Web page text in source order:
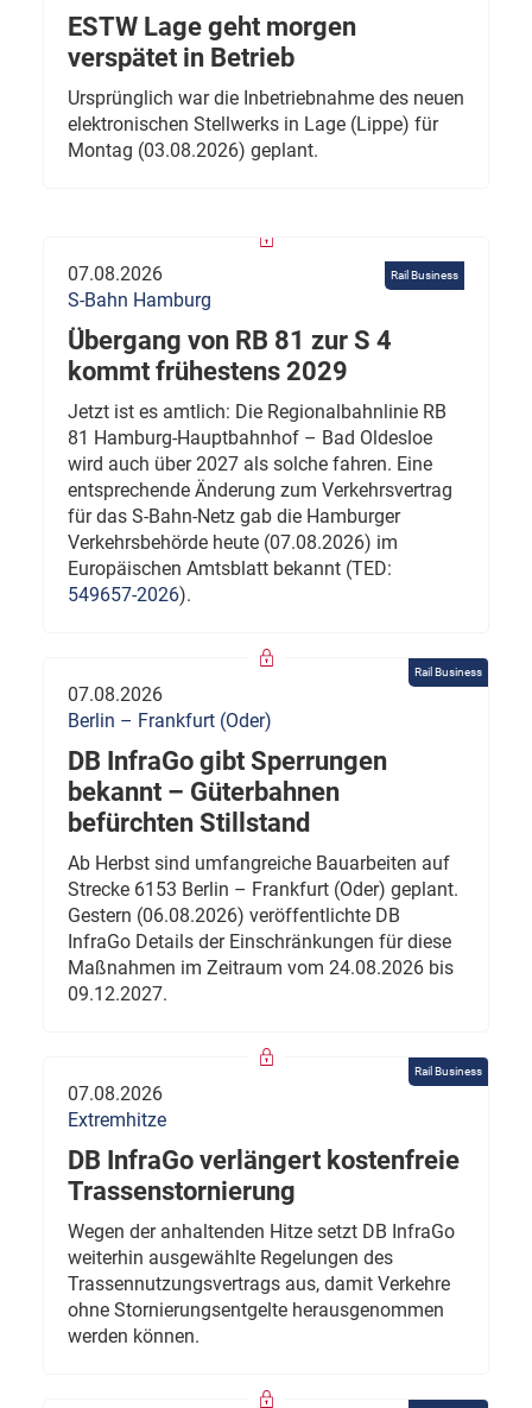
ESTW Lage geht morgen
verspätet in Betrieb
Ursprünglich war die Inbetriebnahme des neuen
elektronischen Stellwerks in Lage (Lippe) für
Montag (03.08.2026) geplant.
Rail Business
07.08.2026
S-Bahn Hamburg
Übergang von RB 81 zur S 4
kommt frühestens 2029
Jetzt ist es amtlich: Die Regionalbahnlinie RB
81 Hamburg-Hauptbahnhof – Bad Oldesloe
wird auch über 2027 als solche fahren. Eine
entsprechende Änderung zum Verkehrsvertrag
für das S-Bahn-Netz gab die Hamburger
Verkehrsbehörde heute (07.08.2026) im
Europäischen Amtsblatt bekannt (TED:
549657-2026).
Rail Business
07.08.2026
Berlin – Frankfurt (Oder)
DB InfraGo gibt Sperrungen
bekannt – Güterbahnen
befürchten Stillstand
Ab Herbst sind umfangreiche Bauarbeiten auf
Strecke 6153 Berlin – Frankfurt (Oder) geplant.
Gestern (06.08.2026) veröffentlichte DB
InfraGo Details der Einschränkungen für diese
Maßnahmen im Zeitraum vom 24.08.2026 bis
09.12.2027.
Rail Business
07.08.2026
Extremhitze
DB InfraGo verlängert kostenfreie
Trassenstornierung
Wegen der anhaltenden Hitze setzt DB InfraGo
weiterhin ausgewählte Regelungen des
Trassennutzungsvertrags aus, damit Verkehre
ohne Stornierungsentgelte herausgenommen
werden können.